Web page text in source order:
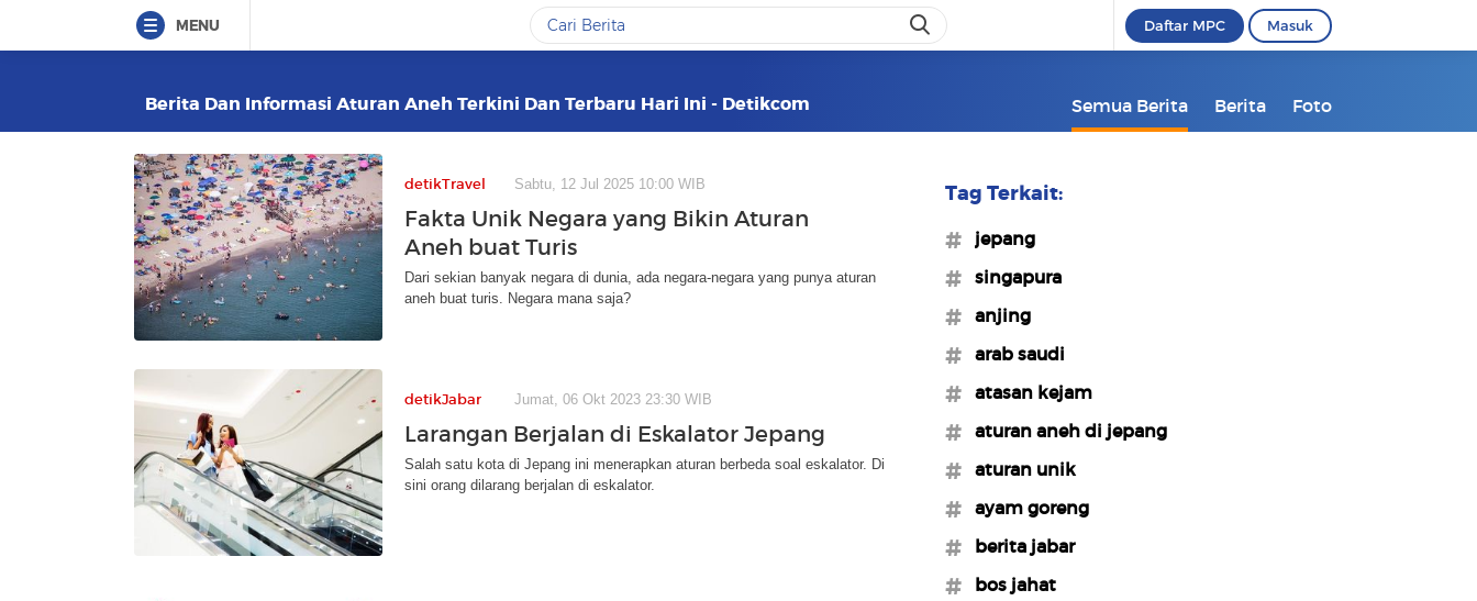
MENU Daftar MPC Masuk
Berita Dan Informasi Aturan Aneh Terkini Dan Terbaru Hari Ini - Detikcom Semua Berita Berita Foto
detikTravel Sabtu, 12 Jul 2025 10:00 WIB
Fakta Unik Negara yang Bikin Aturan
Aneh buat Turis
Dari sekian banyak negara di dunia, ada negara-negara yang punya aturan
aneh buat turis. Negara mana saja?
detikJabar Jumat, 06 Okt 2023 23:30 WIB
Larangan Berjalan di Eskalator Jepang
Salah satu kota di Jepang ini menerapkan aturan berbeda soal eskalator. Di
sini orang dilarang berjalan di eskalator.
Tag Terkait:
#jepang
#singapura
#anjing
#arab saudi
#atasan kejam
#aturan aneh di jepang
#aturan unik
#ayam goreng
#berita jabar
#bos jahat